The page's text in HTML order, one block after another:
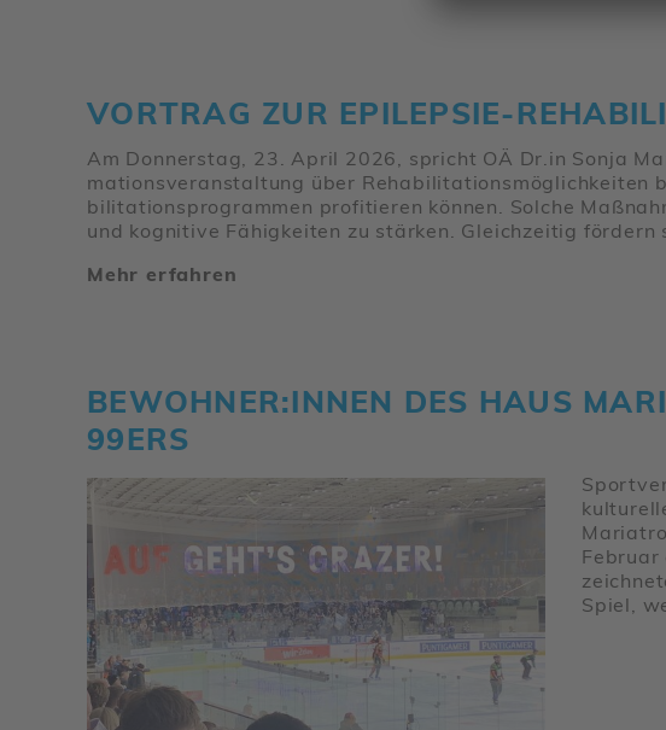
VORTRAG ZUR EPILEPSIE-
Am Donnerstag, 23. April 2026, spricht OÄ Dr.in Sonja
ma­ti­ons­ver­an­stal­tung über Reha­bi­li­ta­ti­ons­mög­lich­keiten
bi­li­ta­ti­ons­pro­grammen profi­tieren können. Solche
und kogni­tive Fähig­keiten zu stärken. Gleich­zeitig
Mehr erfahren
BEWOHNER:INNEN DES HAUS
99ERS
Februar
Spiel,